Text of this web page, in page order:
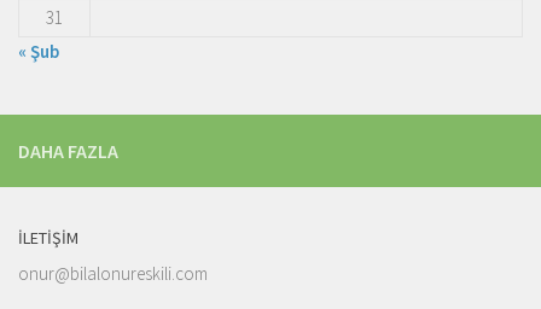
31
« Şub
DAHA FAZLA
İLETIŞIM
onur@bilalonureskili.com